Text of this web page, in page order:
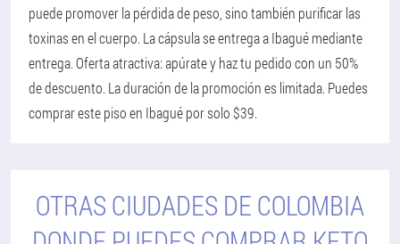
puede promover la pérdida de peso, sino también purificar las
toxinas en el cuerpo. La cápsula se entrega a Ibagué mediante
entrega. Oferta atractiva: apúrate y haz tu pedido con un 50%
de descuento. La duración de la promoción es limitada. Puedes
comprar este piso en Ibagué por solo $39.
OTRAS CIUDADES DE COLOMBIA